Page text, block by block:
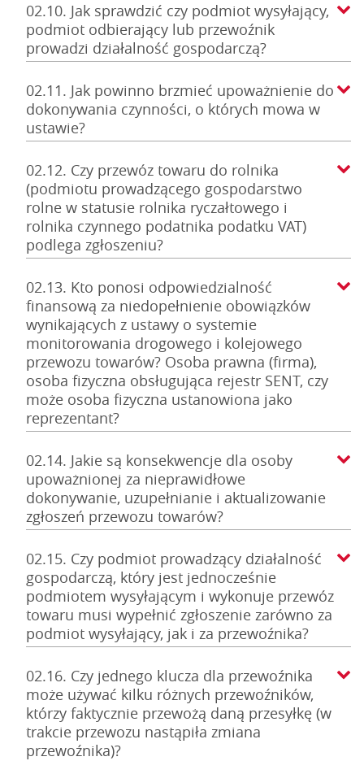
02.10. Jak sprawdzić czy podmiot wysyłający,
podmiot odbierający lub przewoźnik
prowadzi działalność gospodarczą?
02.11. Jak powinno brzmieć upoważnienie do
dokonywania czynności, o których mowa w
ustawie?
02.12. Czy przewóz towaru do rolnika
(podmiotu prowadzącego gospodarstwo
rolne w statusie rolnika ryczałtowego i
rolnika czynnego podatnika podatku VAT)
podlega zgłoszeniu?
02.13. Kto ponosi odpowiedzialność
finansową za niedopełnienie obowiązków
wynikających z ustawy o systemie
monitorowania drogowego i kolejowego
przewozu towarów? Osoba prawna (firma),
osoba fizyczna obsługująca rejestr SENT, czy
może osoba fizyczna ustanowiona jako
reprezentant?
02.14. Jakie są konsekwencje dla osoby
upoważnionej za nieprawidłowe
dokonywanie, uzupełnianie i aktualizowanie
zgłoszeń przewozu towarów?
02.15. Czy podmiot prowadzący działalność
gospodarczą, który jest jednocześnie
podmiotem wysyłającym i wykonuje przewóz
towaru musi wypełnić zgłoszenie zarówno za
podmiot wysyłający, jak i za przewoźnika?
02.16. Czy jednego klucza dla przewoźnika
może używać kilku różnych przewoźników,
którzy faktycznie przewożą daną przesyłkę (w
trakcie przewozu nastąpiła zmiana
przewoźnika)?